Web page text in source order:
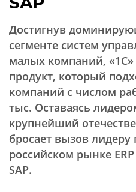
Достигнув
сегменте систем
малых компаний,
продукт, который
компаний с числом
тыс. Оставаясь
крупнейший
бросает вызов
российском рынке
SAP.